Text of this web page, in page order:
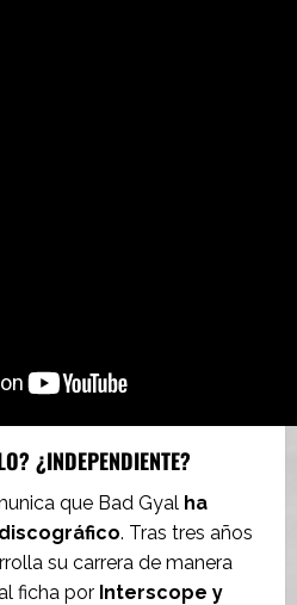
¿INDEPENDIENTE?
que Bad Gyal ha
. Tras tres años
su carrera de manera
ficha por Interscope y